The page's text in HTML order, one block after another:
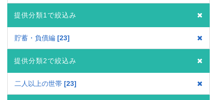
提供分類1で絞込み
貯蓄・負債編 23
提供分類2で絞込み
二人以上の世帯 23